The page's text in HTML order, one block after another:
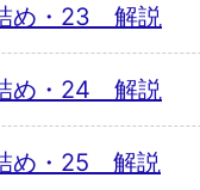
め・23 解説
め・24 解説
め・25 解説